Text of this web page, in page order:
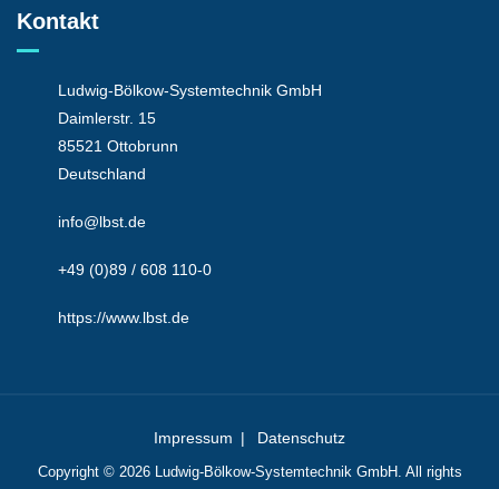
Kontakt
Ludwig-Bölkow-Systemtechnik GmbH
Daimlerstr. 15
85521 Ottobrunn
Deutschland
info@lbst.de
+49 (0)89 / 608 110-0
https://www.lbst.de
Impressum Datenschutz
Copyright © 2026 Ludwig-Bölkow-Systemtechnik GmbH. All rights